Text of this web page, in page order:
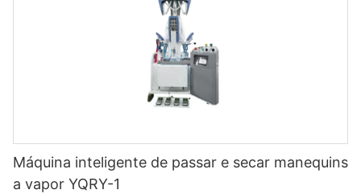
Máquina inteligente de passar e secar manequins
a vapor YQRY-1